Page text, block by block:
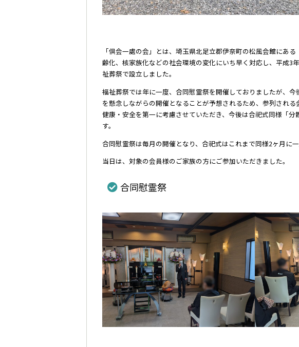
「倶会一處の会」とは、埼玉県北足立郡伊奈町の松風会館にあ
齢化、核家族化などの社会環境の変化にいち早く対応し、平成3
祉葬祭で設立しました。
福祉葬祭では年に一度、合同慰霊祭を開催しておりましたが、
を懸念しながらの開催となることが予想されるため、参列され
健康・安全を第一に考慮させていただき、今後は合祀式同様「分
す。
合同慰霊祭は毎月の開催となり、合祀式はこれまで同様2ヶ月に一
当日は、対象の会員様のご家族の方にご参加いただきました。
合同慰霊祭